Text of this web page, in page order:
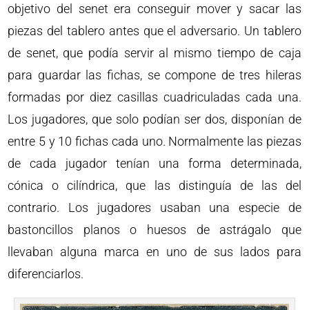
objetivo del senet era conseguir mover y sacar las
piezas del tablero antes que el adversario. Un tablero
de senet, que podía servir al mismo tiempo de caja
para guardar las fichas, se compone de tres hileras
formadas por diez casillas cuadriculadas cada una.
Los jugadores, que solo podían ser dos, disponían de
entre 5 y 10 fichas cada uno. Normalmente las piezas
de cada jugador tenían una forma determinada,
cónica o cilíndrica, que las distinguía de las del
contrario. Los jugadores usaban una especie de
bastoncillos planos o huesos de astrágalo que
llevaban alguna marca en uno de sus lados para
diferenciarlos.